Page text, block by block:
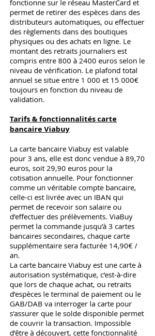
fonctionne sur le réseau MasterCard et
permet de retirer des espèces dans des
distributeurs automatiques, ou effectuer
des règlements dans des boutiques
physiques ou des achats en ligne. Le
montant des retraits journaliers est
compris entre 800 à 2400 euros selon le
niveau de vérification. Le plafond total
annuel se situe entre 1 000 et 15 000€
toujours en fonction du niveau de
validation.
Tarifs & fonctionnalités carte
bancaire Viabuy
La carte bancaire Viabuy est valable
pour 3 ans, elle est donc vendue à 89,70
euros, soit 29,90 euros pour la
cotisation annuelle. Pour fonctionner
comme un véritable compte bancaire,
celle-ci est livrée avec un IBAN qui
permet de recevoir son salaire ou
d’effectuer des prélèvements. ViaBuy
permet la commande jusqu’à 3 cartes
bancaires secondaires, chaque carte
supplémentaire sera facturée 14,90€ /
an.
La carte bancaire Viabuy est une carte à
autorisation systématique, c’est-à-dire
que lors de chaque achat, ou retraits
d’espèces le terminal de paiement ou le
GAB/DAB va interroger la carte pour
s’assurer que le solde disponible permet
de couvrir la transaction. Impossible
d’être à découvert, cette fonctionnalité